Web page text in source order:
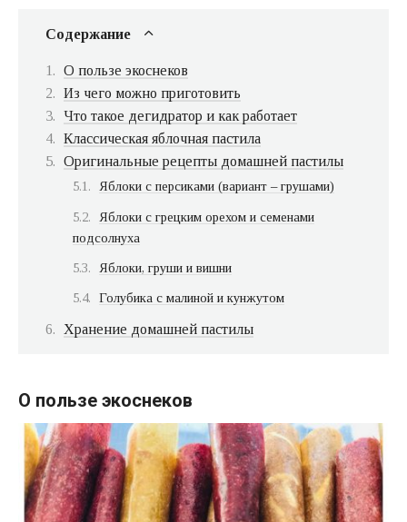
Содержание
О пользе экоснеков
Из чего можно приготовить
Что такое дегидратор и как работает
Классическая яблочная пастила
Оригинальные рецепты домашней пастилы
Яблоки с персиками (вариант – грушами)
Яблоки с грецким орехом и семенами
подсолнуха
Яблоки, груши и вишни
Голубика с малиной и кунжутом
Хранение домашней пастилы
О пользе экоснеков